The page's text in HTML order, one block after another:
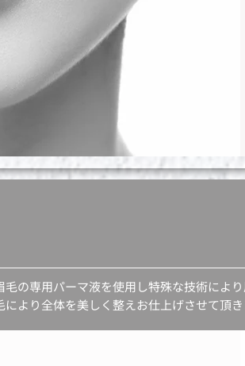
の専用パーマ液を使用し特殊な技術によ
より全体を美しく整えお仕上げさせて頂き